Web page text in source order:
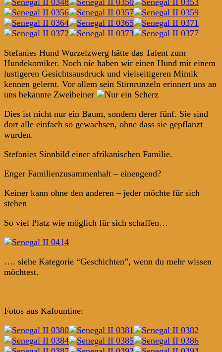
Stefanies Hund Wurzelzwerg hätte das Talent zum
Hundekomiker. Noch nie haben wir einen Hund mit einem
lustigeren Gesichtsausdruck und vielseitigeren Mimik
kennen gelernt. Vor allem sein Stirnrunzeln erinnert uns an
uns bekannte Zweibeiner
Dies ist nicht nur ein Baum, sondern derer fünf. Sie sind
dort alle einfach so gewachsen, ohne dass sie gepflanzt
wurden.
Stefanies Sinnbild einer afrikanischen Familie.
Enger Familienzusammenhalt – einengend?
Keiner kann ohne den anderen – jeder möchte für sich
stehen
So viel Platz wie möglich für sich schaffen…
…. siehe Kategorie “Geschichten”, wenn du mehr wissen
möchtest.
Fotos aus Kafountine: